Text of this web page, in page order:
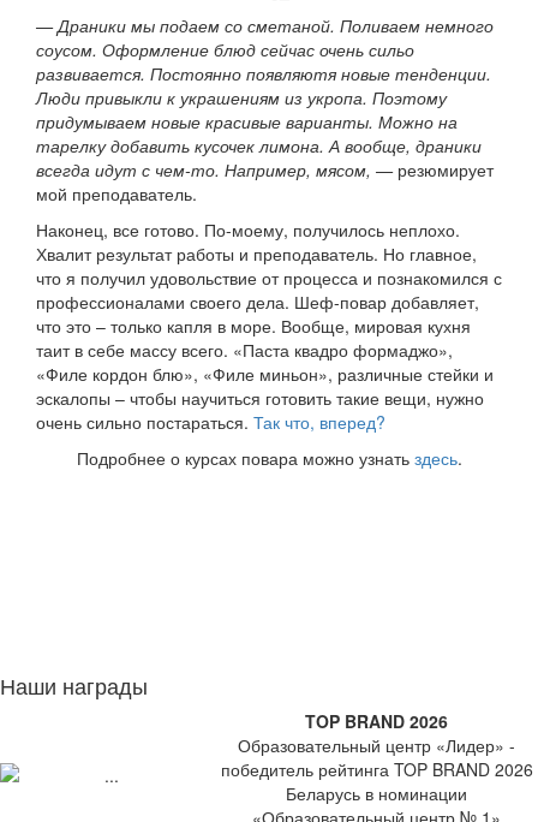
— Драники мы подаем со сметаной. Поливаем немного
соусом. Оформление блюд сейчас очень сильо
развивается. Постоянно появляютя новые тенденции.
Люди привыкли к украшениям из укропа. Поэтому
придумываем новые красивые варианты. Можно на
тарелку добавить кусочек лимона. А вообще, драники
всегда идут с чем-то. Например, мясом, — резюмирует
мой преподаватель.
Наконец, все готово. По-моему, получилось неплохо.
Хвалит результат работы и преподаватель. Но главное,
что я получил удовольствие от процесса и познакомился с
профессионалами своего дела. Шеф-повар добавляет,
что это – только капля в море. Вообще, мировая кухня
таит в себе массу всего. «Паста квадро формаджо»,
«Филе кордон блю», «Филе миньон», различные стейки и
эскалопы – чтобы научиться готовить такие вещи, нужно
очень сильно постараться. Так что, вперед?
Подробнее о курсах повара можно узнать здесь.
Наши награды
TOP BRAND 2026
Образовательный центр «Лидер» -
победитель рейтинга TOP BRAND 2026
Беларусь в номинации
«Образовательный центр № 1»